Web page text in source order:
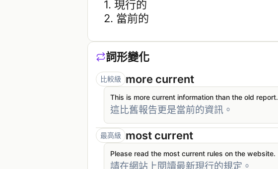
1. 現行的
2. 當前的
詞形變化
比較級 more current
This is more current information than the old report.
這比舊報告更是當前的資訊。
最高級 most current
Please read the most current rules on the website.
請在網站上閱讀最新現行的規定。